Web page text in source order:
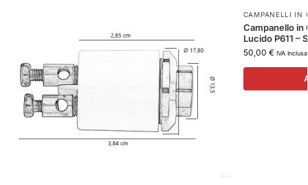
CAMPANELLI IN
Campanello in
Lucido P611 –
50,00 € IVA Inclusa